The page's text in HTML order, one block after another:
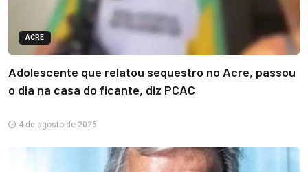
ACRE
Adolescente que relatou sequestro no Acre, passou
o dia na casa do ficante, diz PCAC
4 de agosto de 2026